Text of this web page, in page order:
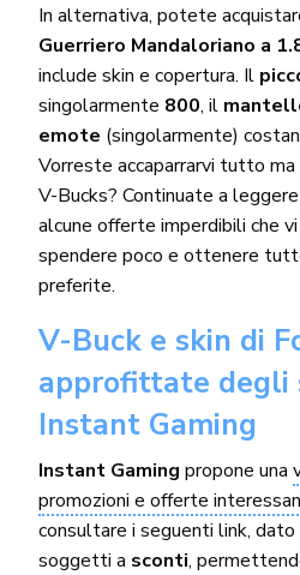
In alternativa, potete
Guerriero Mandaloriano a
include skin e copertura. Il
singolarmente 800, il
emote (singolarmente)
Vorreste accaparrarvi tutto
V-Bucks? Continuate a
alcune offerte imperdibili che
spendere poco e ottenere
preferite.
V-Buck e skin di
approfittate degli
Instant Gaming
Instant Gaming propone una
promozioni e offerte
consultare i seguenti link,
soggetti a sconti,